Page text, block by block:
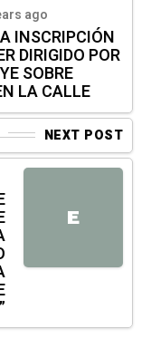
ago
INSCRIPCIÓN
DIRIGIDO POR
SOBRE
LA CALLE
NEXT POST
E